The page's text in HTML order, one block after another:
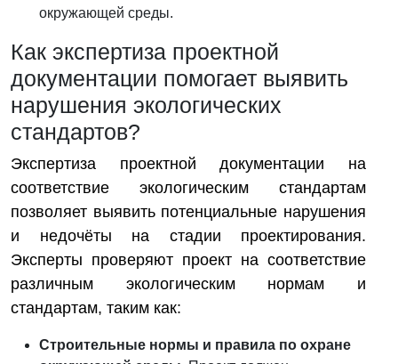
окружающей среды.
Как экспертиза проектной
документации помогает выявить
нарушения экологических
стандартов?
Экспертиза проектной документации на
соответствие экологическим стандартам
позволяет выявить потенциальные нарушения
и недочёты на стадии проектирования.
Эксперты проверяют проект на соответствие
различным экологическим нормам и
стандартам, таким как:
Строительные нормы и правила по охране